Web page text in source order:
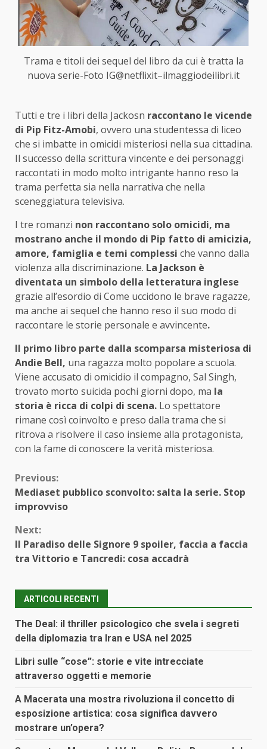
Trama e titoli dei sequel del libro da cui è tratta la
nuova serie-Foto IG@netflixit–ilmaggiodeilibri.it
Tutti e tre i libri della Jackosn raccontano le vicende
di Pip Fitz-Amobi, ovvero una studentessa di liceo
che si imbatte in omicidi misteriosi nella sua cittadina.
Il successo della scrittura vincente e dei personaggi
raccontati in modo molto intrigante hanno reso la
trama perfetta sia nella narrativa che nella
sceneggiatura televisiva.
I tre romanzi non raccontano solo omicidi, ma
mostrano anche il mondo di Pip fatto di amicizia,
amore, famiglia e temi complessi che vanno dalla
violenza alla discriminazione. La Jackson è
diventata un simbolo della letteratura inglese
grazie all’esordio di Come uccidono le brave ragazze,
ma anche ai sequel che hanno reso il suo modo di
raccontare le storie personale e avvincente.
Il primo libro parte dalla scomparsa misteriosa di
Andie Bell, una ragazza molto popolare a scuola.
Viene accusato di omicidio il compagno, Sal Singh,
trovato morto suicida pochi giorni dopo, ma la
storia è ricca di colpi di scena. Lo spettatore
rimane così coinvolto e preso dalla trama che si
ritrova a risolvere il caso insieme alla protagonista,
con la fame di conoscere la verità misteriosa.
Continue
Reading
Previous:
Mediaset pubblico sconvolto: salta la serie. Stop
improvviso
Next:
Il Paradiso delle Signore 9 spoiler, faccia a faccia
tra Vittorio e Tancredi: cosa accadrà
ARTICOLI RECENTI
The Deal: il thriller psicologico che svela i segreti
della diplomazia tra Iran e USA nel 2025
Libri sulle “cose”: storie e vite intrecciate
attraverso oggetti e memorie
A Macerata una mostra rivoluziona il concetto di
esposizione artistica: cosa significa davvero
mostrare un’opera?